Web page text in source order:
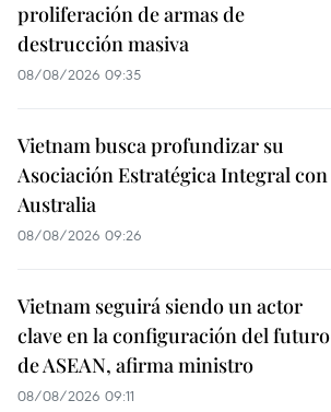
proliferación de armas de
destrucción masiva
08/08/2026 09:35
Vietnam busca profundizar su
Asociación Estratégica Integral con
Australia
08/08/2026 09:26
Vietnam seguirá siendo un actor
clave en la configuración del futuro
de ASEAN, afirma ministro
08/08/2026 09:11